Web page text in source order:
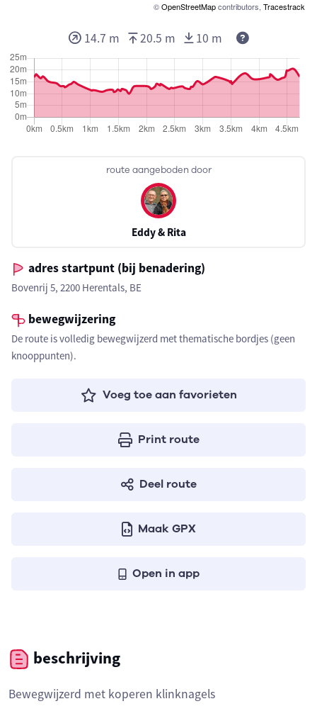
©OpenStreetMapcontributors, Tracestrack
route aangeboden door
Eddy & Rita
adres startpunt (bij benadering)
Bovenrij 5, 2200 Herentals, BE
bewegwijzering
De route is volledig bewegwijzerd met thematische bordjes (geen
knooppunten).
Voeg toe aan favorieten
Print route
Deel route
Maak GPX
Open in app
14.7 m 20.5 m 10 m
beschrijving
Bewegwijzerd met koperen klinknagels